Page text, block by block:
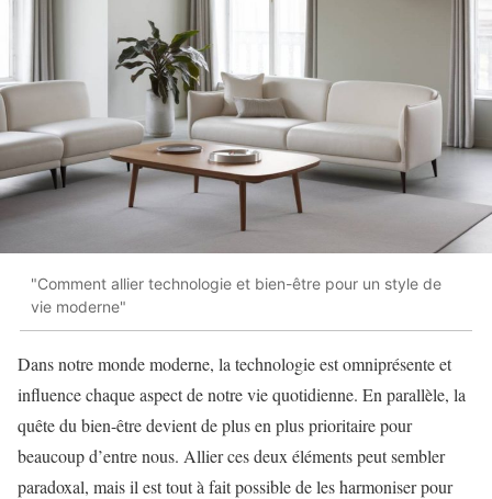
"Comment allier technologie et bien-être pour un style de
vie moderne"
Dans notre monde moderne, la technologie est omniprésente et
influence chaque aspect de notre vie quotidienne. En parallèle, la
quête du bien-être devient de plus en plus prioritaire pour
beaucoup d’entre nous. Allier ces deux éléments peut sembler
paradoxal, mais il est tout à fait possible de les harmoniser pour